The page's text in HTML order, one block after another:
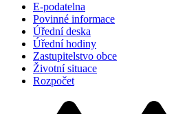
E-podatelna
Povinné informace
Úřední deska
Úřední hodiny
Zastupitelstvo obce
Životní situace
Rozpočet